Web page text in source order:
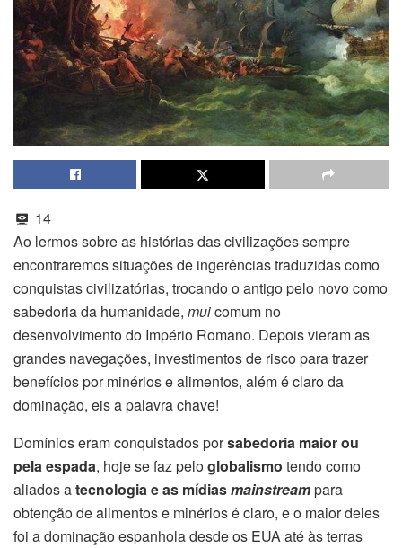
14
Ao lermos sobre as histórias das civilizações sempre
encontraremos situações de ingerências traduzidas como
conquistas civilizatórias, trocando o antigo pelo novo como
sabedoria da humanidade, muicomum no
desenvolvimento do Império Romano. Depois vieram as
grandes navegações, investimentos de risco para trazer
benefícios por minérios e alimentos, além é claro da
dominação, eis a palavra chave!
Domínios eram conquistados porsabedoria maior ou
pela espada, hoje se faz peloglobalismo tendo como
aliados atecnologiae as mídiasmainstreampara
obtenção de alimentos e minérios é claro, e o maior deles
foi a dominação espanhola desde os EUA até às terras